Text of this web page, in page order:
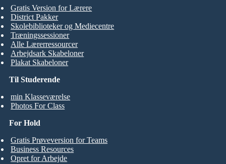
Til Studerende
min Klasseværelse
Photos For Class
Gratis Version for Lærere
District Pakker
Skolebiblioteker og Mediecentre
Træningssessioner
Alle Lærerressourcer
Arbejdsark Skabeloner
Plakat Skabeloner
For Hold
Gratis Prøveversion for Teams
Business Resources
Opret for Arbejde